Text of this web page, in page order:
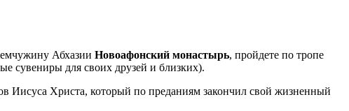
Абхазии Новоафонский монастырь, пройдете по тропе
сувениры для своих друзей и близких).
Иисуса Христа, который по преданиям закончил свой жизненный